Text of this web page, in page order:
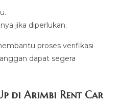
jika diperlukan.
proses verifikasi
dapat segera
di Arimbi Rent Car